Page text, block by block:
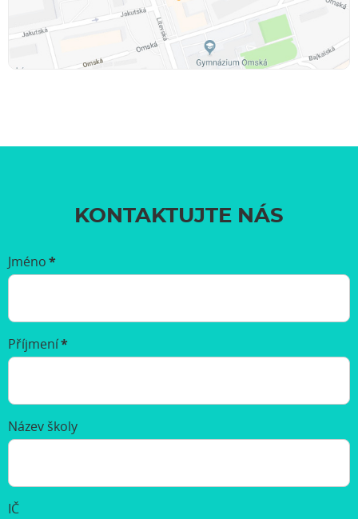
KONTAKTUJTE NÁS
Jméno*
Příjmení*
Název školy
IČ